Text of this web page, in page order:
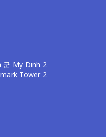
군 My Dinh 2
Tower 2